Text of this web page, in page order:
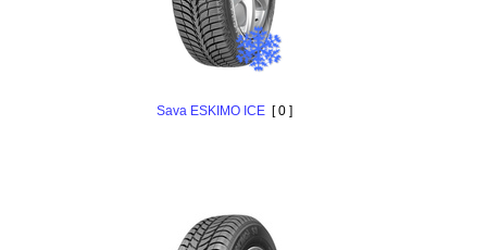
Sava ESKIMO ICE[ 0 ]